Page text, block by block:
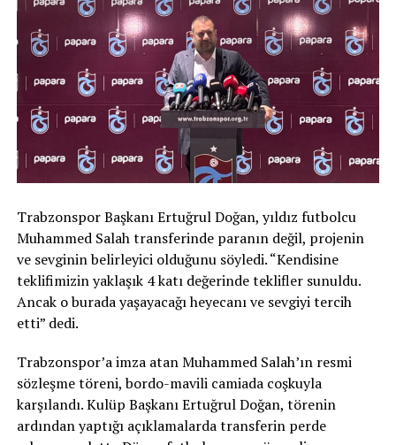
Trabzonspor Başkanı Ertuğrul Doğan, yıldız futbolcu
Muhammed Salah transferinde paranın değil, projenin
ve sevginin belirleyici olduğunu söyledi. “Kendisine
teklifimizin yaklaşık 4 katı değerinde teklifler sunuldu.
Ancak o burada yaşayacağı heyecanı ve sevgiyi tercih
etti” dedi.
Trabzonspor’a imza atan Muhammed Salah’ın resmi
sözleşme töreni, bordo-mavili camiada coşkuyla
karşılandı. Kulüp Başkanı Ertuğrul Doğan, törenin
ardından yaptığı açıklamalarda transferin perde